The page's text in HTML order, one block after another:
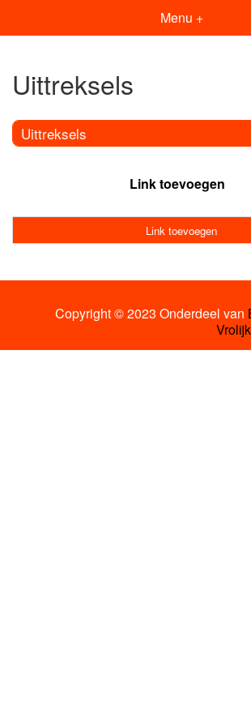
Menu +
Uittreksels
Uittreksels
Link toevoegen
Link toevoegen
Copyright © 2023 Onderdeel van